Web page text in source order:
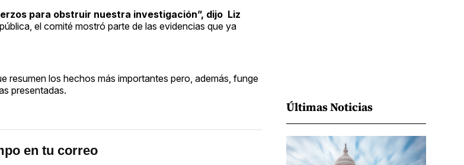
para obstruir nuestra investigación”, dijo Liz
el comité mostró parte de las evidencias que ya
resumen los hechos más importantes pero, además, funge
presentadas.
en tu correo
Últimas Noticias